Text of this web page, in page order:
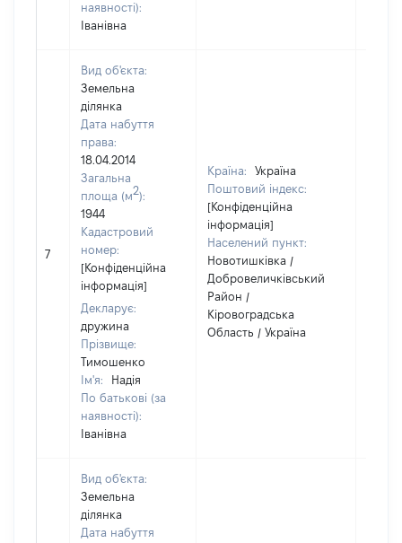
наявності):
Іванівна
7
Вид об'єкта:
Земельна
ділянка
Дата набуття
права:
18.04.2014
Загальна
площа (м2):
1944
Кадастровий
номер:
[Конфіденційна
інформація]
Декларує:
дружина
Прізвище:
Тимошенко
Ім'я:
Надія
По батькові (за
наявності):
Іванівна
Країна:
Україна
Поштовий індекс:
[Конфіденційна
інформація]
Населений пункт:
Новотишківка /
Добровеличківський
Район /
Кіровоградська
Область / Україна
Вид об'єкта:
Земельна
ділянка
Дата набуття